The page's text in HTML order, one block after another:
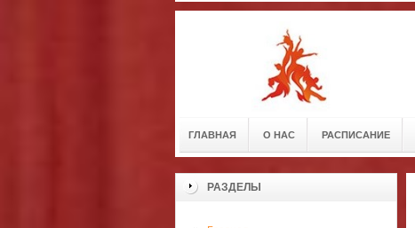
ГЛАВНАЯ О НАС РАСПИСАНИЕ
РАЗДЕЛЫ